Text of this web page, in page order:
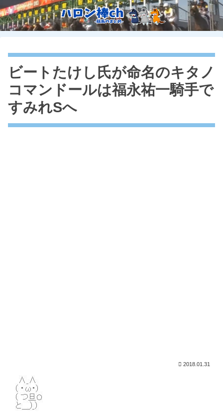
ビートたけし氏が命名のキタノ
コマンドールは福永祐一騎手で
すみれSへ
2018.01.31